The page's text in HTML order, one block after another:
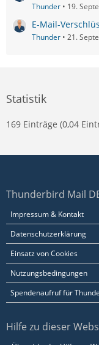
Thunder 19.
E-Mail-
Thunder 21.
Statistik
169 Einträge (0,04
Thunderbird Mail
Impressum & Kontakt
Datenschutzerklärung
Einsatz von Cookies
Nutzungsbedingungen
Spendenaufruf für
Hilfe zu dieser